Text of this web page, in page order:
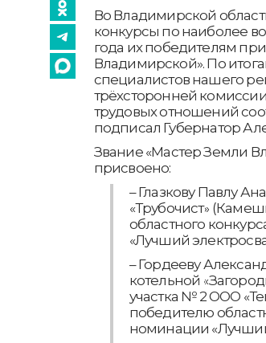
Во Владимирской
конкурсы по наиболее
года их победителям
Владимирской». По
специалистов нашего
трёхсторонней
трудовых отношений
подписал Губернатор
Звание «Мастер Земли
присвоено:
– Глазкову Павлу
«Трубочист»
областного
«Лучший
– Гордееву
котельной
участка № 2 ООО
победителю
номинации